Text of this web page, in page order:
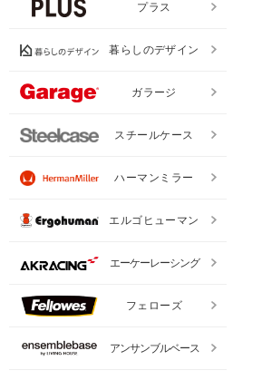
プラス
暮らしのデザイン
ガラージ
スチールケース
ハーマンミラー
エルゴヒューマン
エーケーレーシング
フェローズ
アンサンブルベース